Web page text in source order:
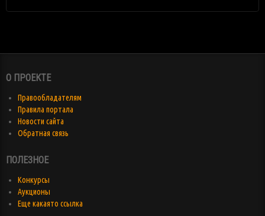
О ПРОЕКТЕ
Правообладателям
Правила портала
Новости сайта
Обратная связь
ПОЛЕЗНОЕ
Конкурсы
Аукционы
Еще какаято ссылка